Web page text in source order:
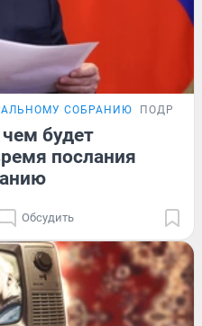
СОБРАНИЮ
будет
послания
Обсудить